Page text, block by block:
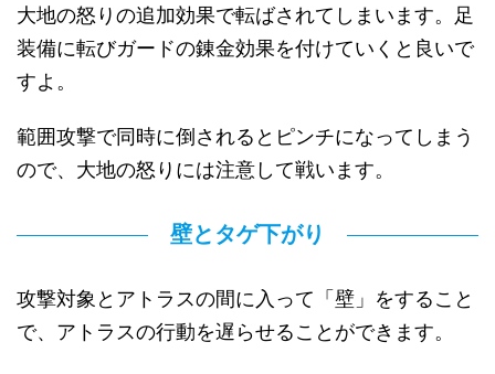
大地の怒りの追加効果で転ばされてしまいます。足
装備に転びガードの錬金効果を付けていくと良いで
すよ。
範囲攻撃で同時に倒されるとピンチになってしまう
ので、大地の怒りには注意して戦います。
壁とタゲ下がり
攻撃対象とアトラスの間に入って「壁」をすること
で、アトラスの行動を遅らせることができます。